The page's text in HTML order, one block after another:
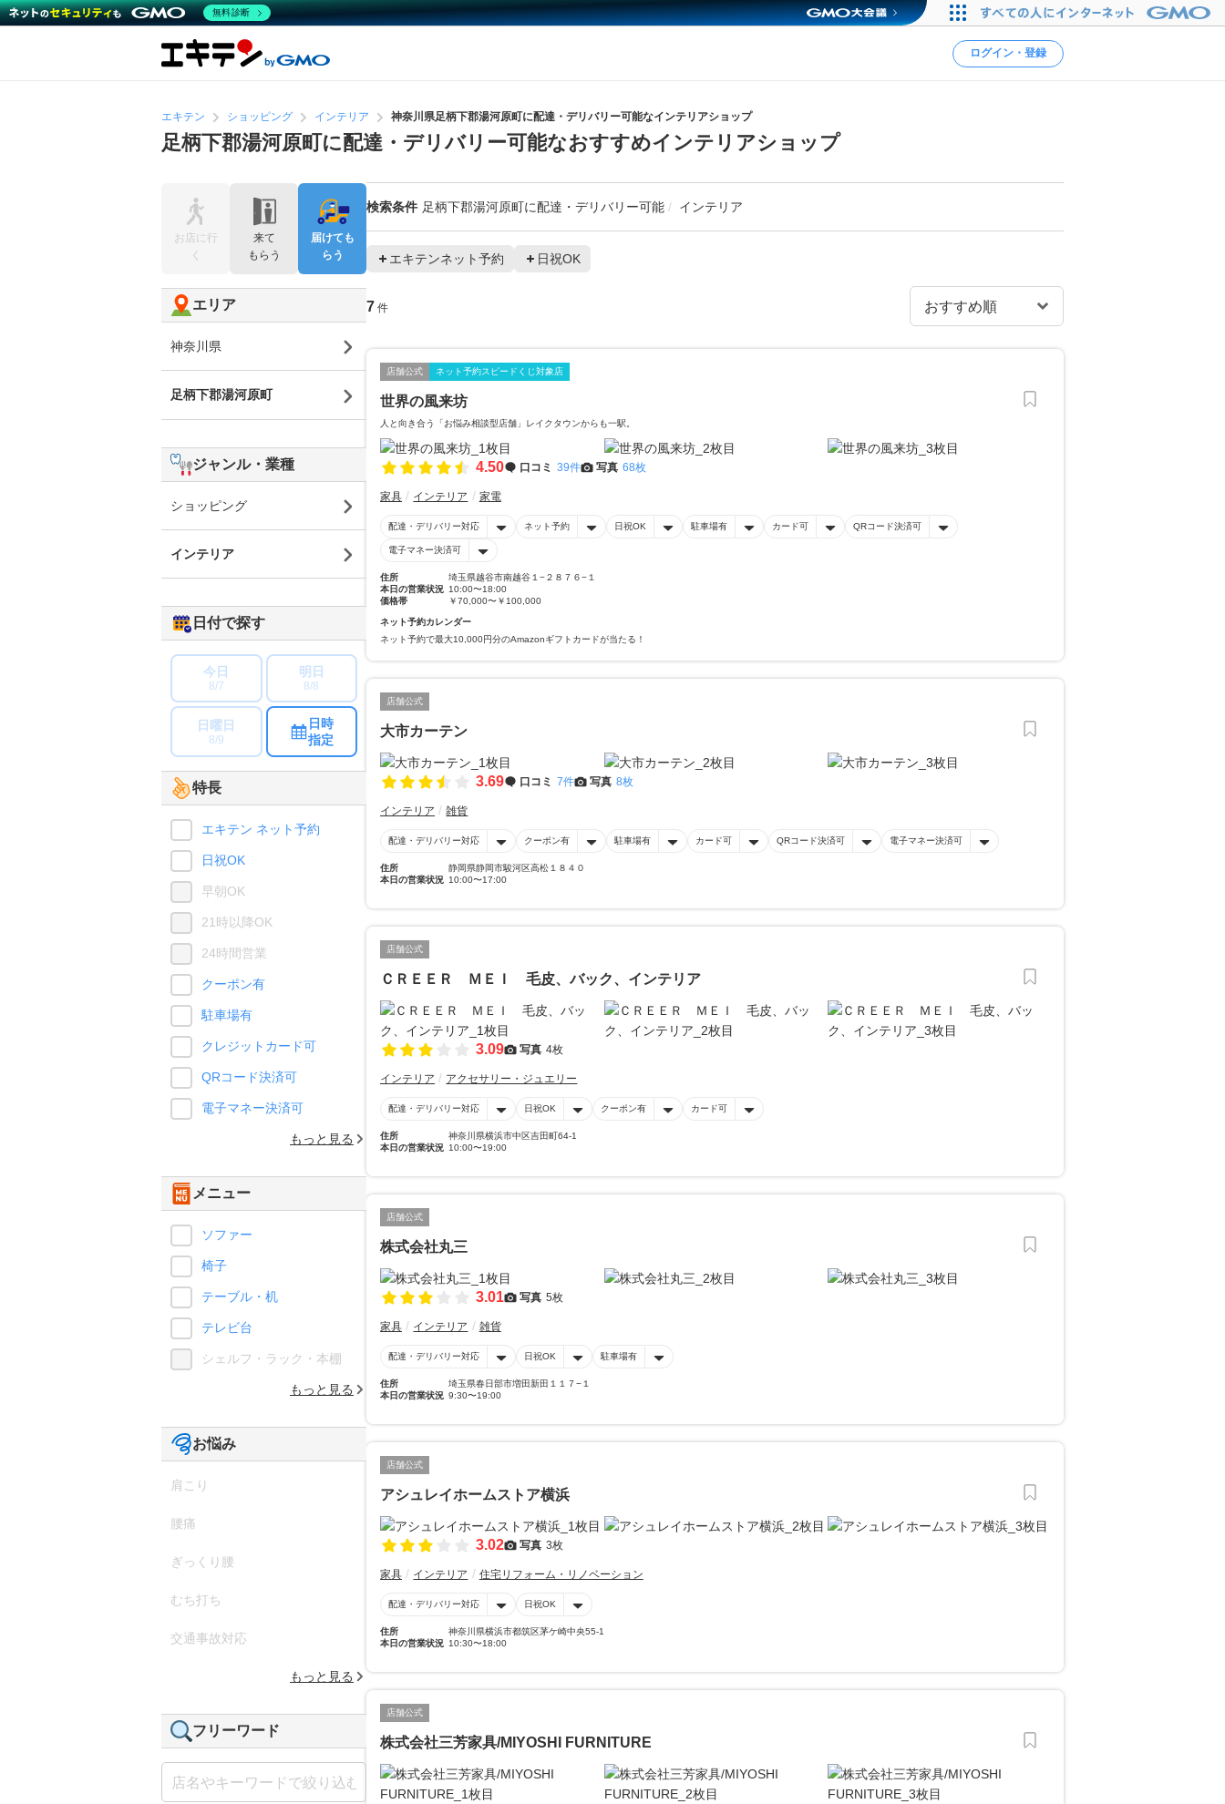
ログイン・登録
エキテン ショッピング インテリア 神奈川県足柄下郡湯河原町に配達・デリバリー可能なインテリアショップ
足柄下郡湯河原町に配達・デリバリー可能なおすすめインテリアショップ
検索条件 足柄下郡湯河原町に配達・デリバリー可能 インテリア
エキテンネット予約 日祝OK
7 件
店舗公式 ネット予約スピードくじ対象店
世界の風来坊
人と向き合う「お悩み相談型店舗」レイクタウンからも一駅。
4.50 口コミ 39件 写真 68枚
家具 インテリア 家電
配達・デリバリー対応 ネット予約 日祝OK 駐車場有 カード可 QRコード決済可
電子マネー決済可
住所
埼玉県越谷市南越谷１−２８７６−１
本日の営業状況 10:00〜18:00
価格帯
￥70,000〜￥100,000
ネット予約カレンダー
ネット予約で最大10,000円分のAmazonギフトカードが当たる！
店舗公式
大市カーテン
3.69 口コミ 7件 写真 8枚
インテリア 雑貨
配達・デリバリー対応 クーポン有 駐車場有 カード可 QRコード決済可 電子マネー決済可
住所
静岡県静岡市駿河区高松１８４０
本日の営業状況 10:00〜17:00
店舗公式
ＣＲＥＥＲ ＭＥＩ 毛皮、バック、インテリア
3.09 写真 4枚
インテリア アクセサリー・ジュエリー
配達・デリバリー対応 日祝OK クーポン有 カード可
住所
神奈川県横浜市中区吉田町64-1
本日の営業状況 10:00〜19:00
店舗公式
株式会社丸三
3.01 写真 5枚
家具 インテリア 雑貨
配達・デリバリー対応 日祝OK 駐車場有
住所
埼玉県春日部市増田新田１１７−１
本日の営業状況 9:30〜19:00
店舗公式
アシュレイホームストア横浜
3.02 写真 3枚
家具 インテリア 住宅リフォーム・リノベーション
配達・デリバリー対応 日祝OK
住所
神奈川県横浜市都筑区茅ケ崎中央55-1
本日の営業状況 10:30〜18:00
店舗公式
株式会社三芳家具/MIYOSHI FURNITURE
お店に行
く
来て
もらう
届けても
らう
エリア
神奈川県
足柄下郡湯河原町
ジャンル・業種
ショッピング
インテリア
日付で探す
今日
8/7
明日
8/8
日曜日
8/9
日時
指定
特長
エキテン ネット予約
日祝OK
早朝OK
21時以降OK
24時間営業
クーポン有
駐車場有
クレジットカード可
QRコード決済可
電子マネー決済可
もっと見る
メニュー
ソファー
椅子
テーブル・机
テレビ台
シェルフ・ラック・本棚
もっと見る
お悩み
肩こり
腰痛
ぎっくり腰
むち打ち
交通事故対応
もっと見る
フリーワード
無料診断